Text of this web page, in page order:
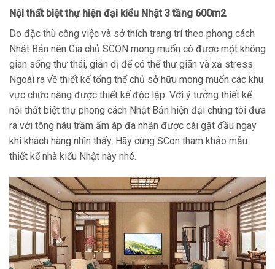
Nội thất biệt thự hiện đại kiểu Nhật 3 tầng 600m2
Do đặc thù công việc và sở thích trang trí theo phong cách
Nhật Bản nên Gia chủ SCON mong muốn có được một không
gian sống thư thái, giản dị để có thể thư giãn và xả stress.
Ngoài ra về thiết kế tổng thể chủ sở hữu mong muốn các khu
vực chức năng được thiết kế độc lập. Với ý tưởng thiết kế
nội thất biệt thự phong cách Nhật Bản hiện đại chúng tôi đưa
ra với tông nâu trầm ấm áp đã nhận được cái gật đầu ngay
khi khách hàng nhìn thấy. Hãy cùng SCon tham khảo mẫu
thiết kế nhà kiểu Nhật này nhé.